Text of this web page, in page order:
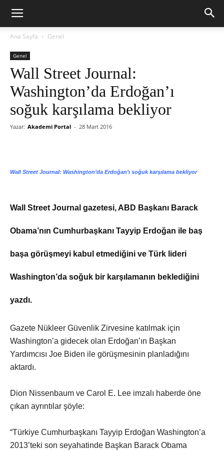
Ana Sayfa Genel
Genel
Wall Street Journal:
Washington’da Erdoğan’ı
soğuk karşılama bekliyor
Yazar: Akademi Portal - 28 Mart 2016
Wall Street Journal: Washington’da Erdoğan’ı soğuk karşılama bekliyor
Wall Street Journal gazetesi, ABD Başkanı Barack
Obama’nın Cumhurbaşkanı Tayyip Erdoğan ile baş
başa görüşmeyi kabul etmediğini ve Türk lideri
Washington’da soğuk bir karşılamanın beklediğini
yazdı.
Gazete Nükleer Güvenlik Zirvesine katılmak için
Washington’a gidecek olan Erdoğan’ın Başkan
Yardımcısı Joe Biden ile görüşmesinin planladığını
aktardı.
Dion Nissenbaum ve Carol E. Lee imzalı haberde öne
çıkan ayrıntılar şöyle:
“Türkiye Cumhurbaşkanı Tayyip Erdoğan Washington’a
2013’teki son seyahatinde Başkan Barack Obama